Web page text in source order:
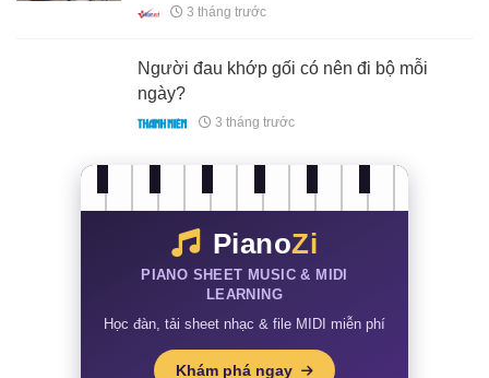
3 tháng trước
Người đau khớp gối có nên đi bộ mỗi
ngày?
3 tháng trước
PianoZi
PIANO SHEET MUSIC & MIDI
LEARNING
Học đàn, tải sheet nhạc & file MIDI miễn phí
Khám phá ngay